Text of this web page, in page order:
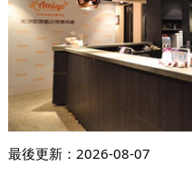
最後更新： 2026-08-07